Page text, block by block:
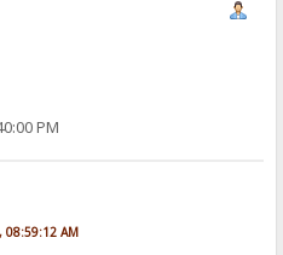
PM
08:59:12 AM